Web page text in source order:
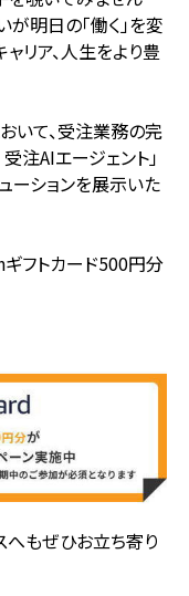
明日の「働く」を変
リア、人生をより豊
おいて、受注業務の完
注AIエージェント」
ーションを展示いた
フトカード500円分
へもぜひお立ち寄り